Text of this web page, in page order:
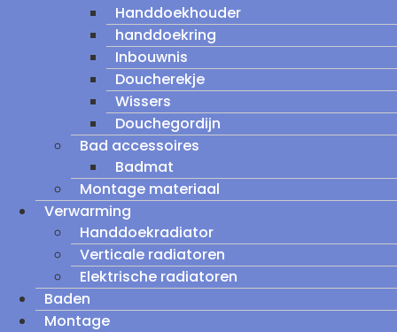
Handdoekhouder
handdoekring
Inbouwnis
Doucherekje
Wissers
Douchegordijn
Bad accessoires
Badmat
Montage materiaal
Verwarming
Handdoekradiator
Verticale radiatoren
Elektrische radiatoren
Baden
Montage